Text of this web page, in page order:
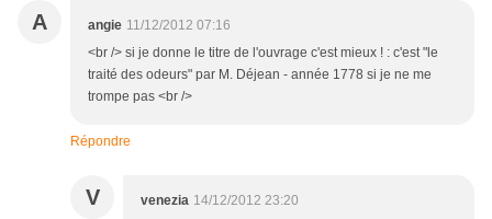
A angie 11/12/2012 07:16
<br /> si je donne le titre de l'ouvrage c'est mieux ! : c'est "le
traité des odeurs" par M. Déjean - année 1778 si je ne me
trompe pas <br />
Répondre
V venezia 14/12/2012 23:20